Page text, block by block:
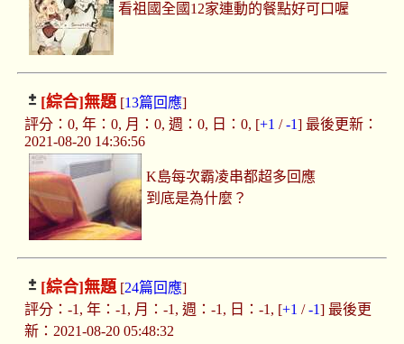
看祖國全國12家連動的餐點好可口喔
[綜合]無題[13篇回應]
評分：0, 年：0, 月：0, 週：0, 日：0, [+1 /-1] 最後更新：
2021-08-20 14:36:56
K島每次霸凌串都超多回應
到底是為什麼？
[綜合]無題[24篇回應]
評分：-1, 年：-1, 月：-1, 週：-1, 日：-1, [+1 /-1] 最後更
新：2021-08-20 05:48:32